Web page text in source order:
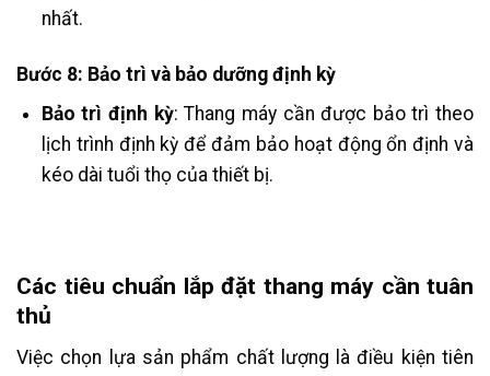
nhất.
Bước 8: Bảo trì và bảo dưỡng định kỳ
Bảo trì định kỳ: Thang máy cần được bảo trì theo
lịch trình định kỳ để đảm bảo hoạt động ổn định và
kéo dài tuổi thọ của thiết bị.
Các tiêu chuẩn lắp đặt thang máy cần tuân
thủ
Việc chọn lựa sản phẩm chất lượng là điều kiện tiên